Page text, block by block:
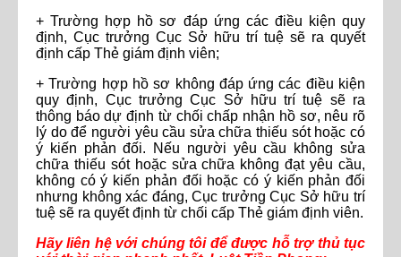
+ Trường hợp hồ sơ đáp ứng các điều kiện quy
định, Cục trưởng Cục Sở hữu trí tuệ sẽ ra quyết
định cấp Thẻ giám định viên;
+ Trường hợp hồ sơ không đáp ứng các điều kiện
quy định, Cục trưởng Cục Sở hữu trí tuệ sẽ ra
thông báo dự định từ chối chấp nhận hồ sơ, nêu rõ
lý do để người yêu cầu sửa chữa thiếu sót hoặc có
ý kiến phản đối. Nếu người yêu cầu không sửa
chữa thiếu sót hoặc sửa chữa không đạt yêu cầu,
không có ý kiến phản đối hoặc có ý kiến phản đối
nhưng không xác đáng, Cục trưởng Cục Sở hữu trí
tuệ sẽ ra quyết định từ chối cấp Thẻ giám định viên.
Hãy liên hệ với chúng tôi để được hỗ trợ thủ tục